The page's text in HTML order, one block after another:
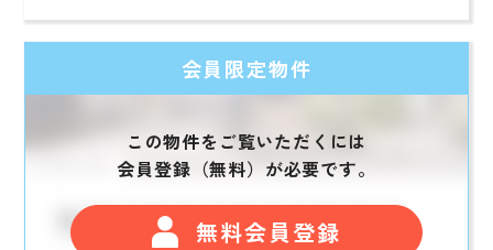
会員限定物件
この物件をご覧いただくには
会員登録（無料）が必要です。
無料会員登録